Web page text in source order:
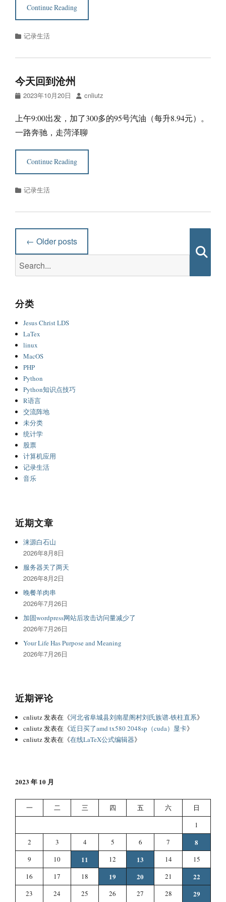
Continue Reading
Categories
记录生活
今天回到沧州
Posted
2023年10月20日 Authorcnliutz
上午9:00出发，加了300多的95号汽油（每升8.94元）。
一路奔驰，走菏泽聊
Continue Reading
Categories
记录生活
navigation
← Older posts
for:
分类
Jesus Christ LDS
LaTex
linux
MacOS
PHP
Python
Python知识点技巧
R语言
交流阵地
未分类
统计学
股票
计算机应用
记录生活
音乐
近期文章
涞源白石山
2026年8月8日
服务器关了两天
2026年8月2日
晚餐羊肉串
2026年7月26日
加固wordpress网站后攻击访问量减少了
2026年7月26日
Your Life Has Purpose and Meaning
2026年7月26日
近期评论
cnliutz发表在《河北省阜城县刘南星阁村刘氏族谱-铁柱直系》
cnliutz发表在《近日买了amd tx580 2048sp（cuda）显卡》
cnliutz发表在《在线LaTeX公式编辑器》
2023 年 10 月
一 二 三 四 五 六
日
1
2
3 4 5 6 7 8
9 10 11 12 13 14
15
16
17 18 19 20 21 22
23 24 25 26 27 28 29